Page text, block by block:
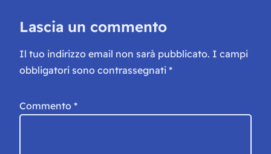
Lascia un commento
Il tuo indirizzo email non sarà pubblicato. I campi
obbligatori sono contrassegnati *
Commento *